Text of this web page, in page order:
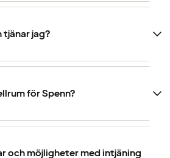
tjänar jag?
för Spenn?
och möjligheter med intjäning